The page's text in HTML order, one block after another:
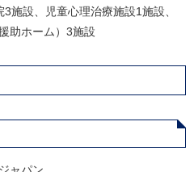
設、児童心理治療施設1施設、
助ホーム）3施設